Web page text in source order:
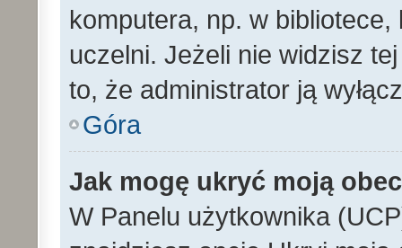
komputera, np. w
uczelni. Jeżeli nie widzisz
to, że administrator ją
Góra
Jak mogę ukryć moją
W Panelu użytkownika